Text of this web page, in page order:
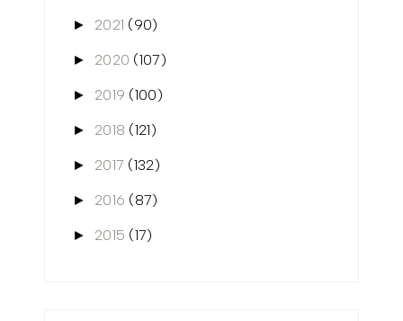
► 2021 (90)
► 2020 (107)
► 2019 (100)
► 2018 (121)
► 2017 (132)
► 2016 (87)
► 2015 (17)